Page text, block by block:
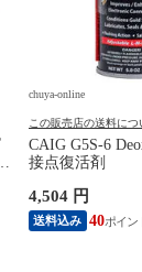
chuya-online
この販売店の送料につ
CAIG G5S-6
接点復活剤
4,504 円
送料込み 40